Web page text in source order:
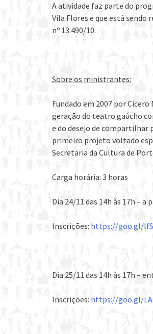
A atividade faz parte do
Vila Flores e que está sendo
nº 13.490/10.
Sobre os ministrantes:
Fundado em 2007 por
geração do teatro gaúcho
e do desejo de compartilhar
primeiro projeto voltado
Secretaria da Cultura de
Carga horária: 3 horas
Dia 24/11 das 14h às 17h – a
Inscrições: https://goo.gl/
Dia 25/11 das 14h às 17h –
Inscrições: https://goo.gl/